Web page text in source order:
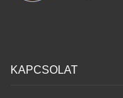
KAPCSOLAT